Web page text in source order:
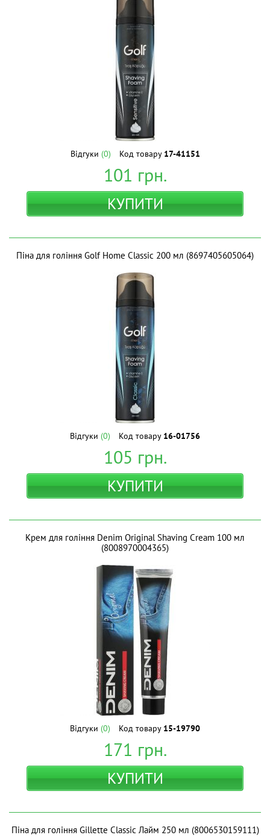
Відгуки (0) Код товару 17-41151
101 грн.
КУПИТИ
Піна для гоління Golf Home Classic 200 мл (8697405605064)
Відгуки (0) Код товару 16-01756
105 грн.
КУПИТИ
Крем для гоління Denim Original Shaving Cream 100 мл
(8008970004365)
Відгуки (0) Код товару 15-19790
171 грн.
КУПИТИ
Піна для гоління Gillette Classic Лайм 250 мл (8006530159111)